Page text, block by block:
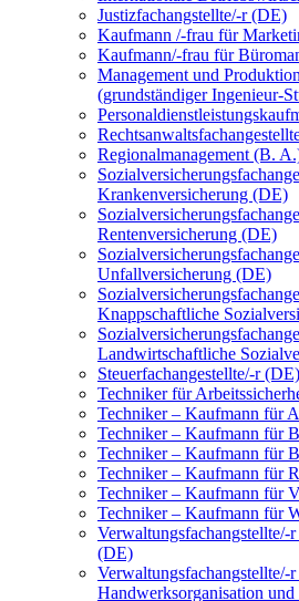
Justizfachangstellte/-r (DE)
Kaufmann /-frau für
Kaufmann/-frau für
Management und
(grundständiger Ingenieur-
Regionalmanagement (B.
Krankenversicherung (DE)
Rentenversicherung (DE)
Unfallversicherung (DE)
Knappschaftliche
Landwirtschaftliche
Steuerfachangestellte/-r (DE)
Techniker für
Techniker – Kaufmann für
Techniker – Kaufmann für
Techniker – Kaufmann für
Techniker – Kaufmann für
Techniker – Kaufmann für
Techniker – Kaufmann für
(DE)
Verwaltungsfachangstellte/-r
Handwerksorganisation